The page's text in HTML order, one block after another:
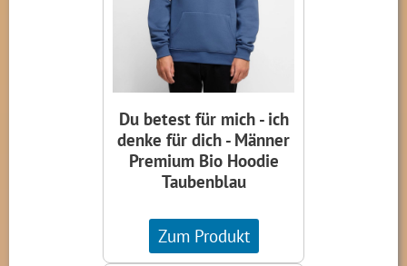
Du betest für mich - ich
denke für dich - Männer
Premium Bio Hoodie
Taubenblau
Zum Produkt